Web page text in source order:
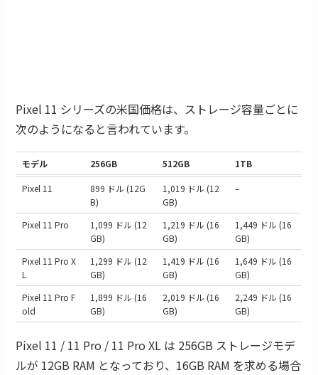
Pixel 11 シリーズの米国価格は、ストレージ容量ごとに
次のようになると言われています。
モデル 256GB 512GB 1TB
Pixel 11
899 ドル (12G
B)
1,019 ドル (12
GB)
–
Pixel 11 Pro
1,099 ドル (12
GB)
1,219 ドル (16
GB)
1,449 ドル (16
GB)
Pixel 11 Pro X
L
1,299 ドル (12
GB)
1,419 ドル (16
GB)
1,649 ドル (16
GB)
Pixel 11 Pro F
old
1,899 ドル (16
GB)
2,019 ドル (16
GB)
2,249 ドル (16
GB)
Pixel 11 / 11 Pro / 11 Pro XL は 256GB ストレージモデ
ルが 12GB RAM となっており、16GB RAM を求める場合